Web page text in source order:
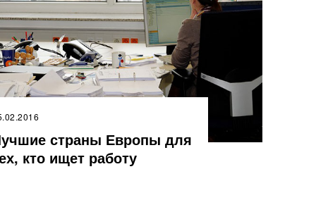
страны Европы для
кто ищет работу